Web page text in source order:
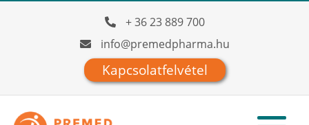
+ 36 23 889 700
info@premedpharma.hu
Kapcsolatfelvétel